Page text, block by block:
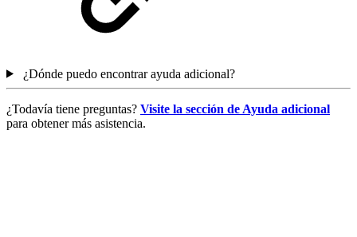
¿Dónde puedo encontrar ayuda adicional?
¿Todavía tiene preguntas? Visite la sección de Ayuda adicional
para obtener más asistencia.